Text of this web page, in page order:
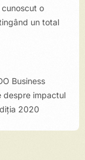
o
un total
Business
despre impactul
2020